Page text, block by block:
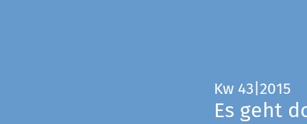
Kw 43|2015
Es geht